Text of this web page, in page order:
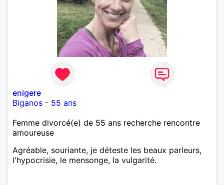
enigere
Biganos - 55 ans
Femme divorcé(e) de 55 ans recherche rencontre
amoureuse
Agréable, souriante, je déteste les beaux parleurs,
l'hypocrisie, le mensonge, la vulgarité.